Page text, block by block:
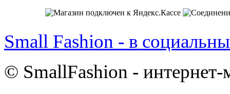
Small Fashion - в
© SmallFashion -